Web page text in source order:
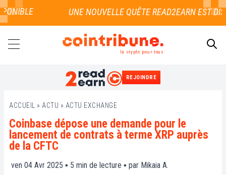
la crypto pour tous
REJOINDRE
ACCUEIL » ACTU » ACTU EXCHANGE
Coinbase dépose une demande pour le
lancement de contrats à terme XRP auprès
de la CFTC
ven 04 Avr 2025 ▪ 5 min de lecture ▪ par Mikaia A.